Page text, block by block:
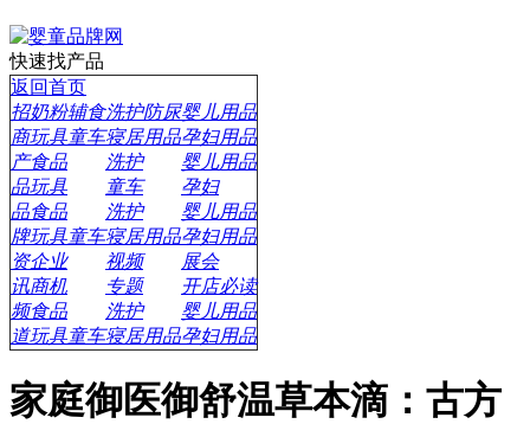
快速找产品
返回首页
招
商
奶粉辅食洗护防尿婴儿用品
玩具童车寝居用品孕妇用品
产
品
食品 洗护
婴儿用品
玩具
童车
孕妇
品
牌
食品 洗护
婴儿用品
玩具童车寝居用品孕妇用品
资
讯
企业 视频
展会
商机
专题
开店必读
频
道
食品 洗护
婴儿用品
玩具童车寝居用品孕妇用品
家庭御医御舒温草本滴：古方